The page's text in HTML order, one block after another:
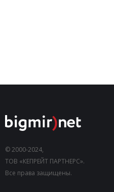
© 2000-2024,
ТОВ «КЕПРЕЙТ ПАРТНЕРС».
Все права защищены.